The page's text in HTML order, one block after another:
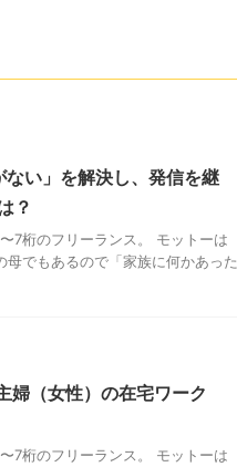
い」を解決し、発信を継
？
7桁のフリーランス。 モットーは
母でもあるので「家族に何かあった
婦（女性）の在宅ワーク
7桁のフリーランス。 モットーは